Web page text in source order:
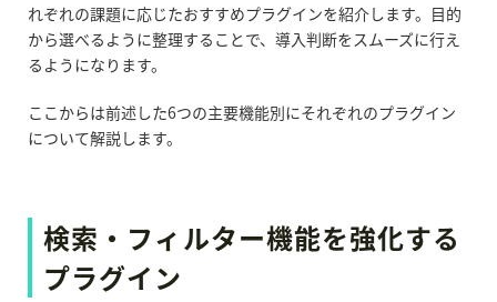
れぞれの課題に応じたおすすめプラグインを紹介します。目的
から選べるように整理することで、導入判断をスムーズに行え
るようになります。
ここからは前述した6つの主要機能別にそれぞれのプラグイン
について解説します。
検索・フィルター機能を強化する
プラグイン